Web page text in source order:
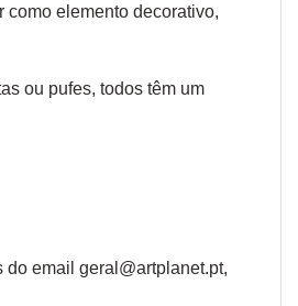
como elemento decorativo,
ou pufes, todos têm um
email geral@artplanet.pt,